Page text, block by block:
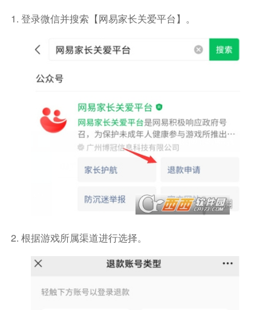
1. 登录微信并搜索【网易家长关爱平台】。
2. 根据游戏所属渠道进行选择。